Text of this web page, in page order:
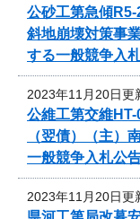
公砂工第急傾
斜地崩壊対策事
する一般競争入
2023年11月20日更
公維工第交維
（翌債）（主
一般競争入札公
2023年11月20日更